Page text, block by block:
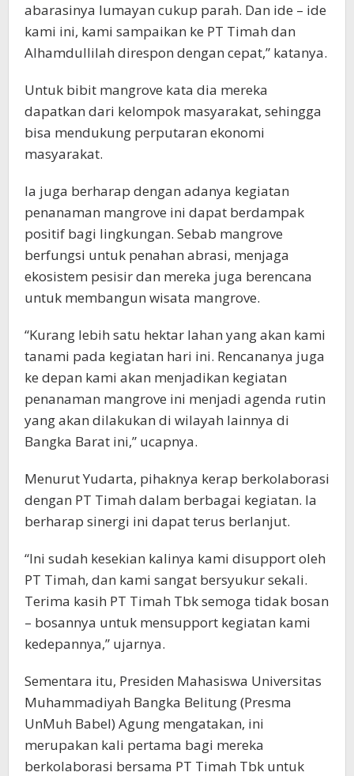
abarasinya lumayan cukup parah. Dan ide – ide
kami ini, kami sampaikan ke PT Timah dan
Alhamdullilah direspon dengan cepat,” katanya.
Untuk bibit mangrove kata dia mereka
dapatkan dari kelompok masyarakat, sehingga
bisa mendukung perputaran ekonomi
masyarakat.
Ia juga berharap dengan adanya kegiatan
penanaman mangrove ini dapat berdampak
positif bagi lingkungan. Sebab mangrove
berfungsi untuk penahan abrasi, menjaga
ekosistem pesisir dan mereka juga berencana
untuk membangun wisata mangrove.
“Kurang lebih satu hektar lahan yang akan kami
tanami pada kegiatan hari ini. Rencananya juga
ke depan kami akan menjadikan kegiatan
penanaman mangrove ini menjadi agenda rutin
yang akan dilakukan di wilayah lainnya di
Bangka Barat ini,” ucapnya.
Menurut Yudarta, pihaknya kerap berkolaborasi
dengan PT Timah dalam berbagai kegiatan. Ia
berharap sinergi ini dapat terus berlanjut.
“Ini sudah kesekian kalinya kami disupport oleh
PT Timah, dan kami sangat bersyukur sekali.
Terima kasih PT Timah Tbk semoga tidak bosan
– bosannya untuk mensupport kegiatan kami
kedepannya,” ujarnya.
Sementara itu, Presiden Mahasiswa Universitas
Muhammadiyah Bangka Belitung (Presma
UnMuh Babel) Agung mengatakan, ini
merupakan kali pertama bagi mereka
berkolaborasi bersama PT Timah Tbk untuk